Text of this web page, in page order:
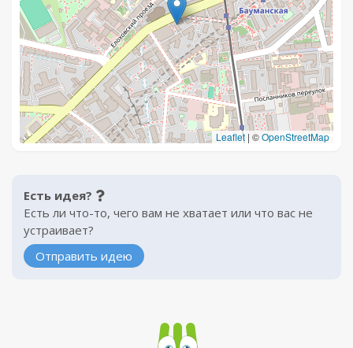
Leaflet | ©OpenStreetMap
Есть идея?
Есть ли что-то, чего вам не хватает или что вас не
устраивает?
Отправить идею